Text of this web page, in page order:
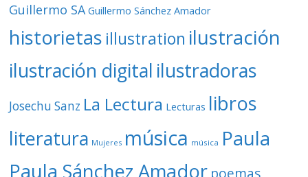
Guillermo SA Guillermo Sánchez Amador
historietas illustration ilustración
ilustración digital ilustradoras
Josechu Sanz La Lectura Lecturas libros
literatura Mujeres música música Paula
Paula Sánchez Amador